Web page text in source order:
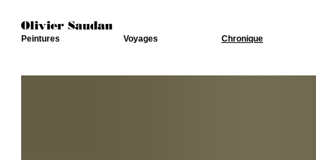
Peintures Voyages Chronique